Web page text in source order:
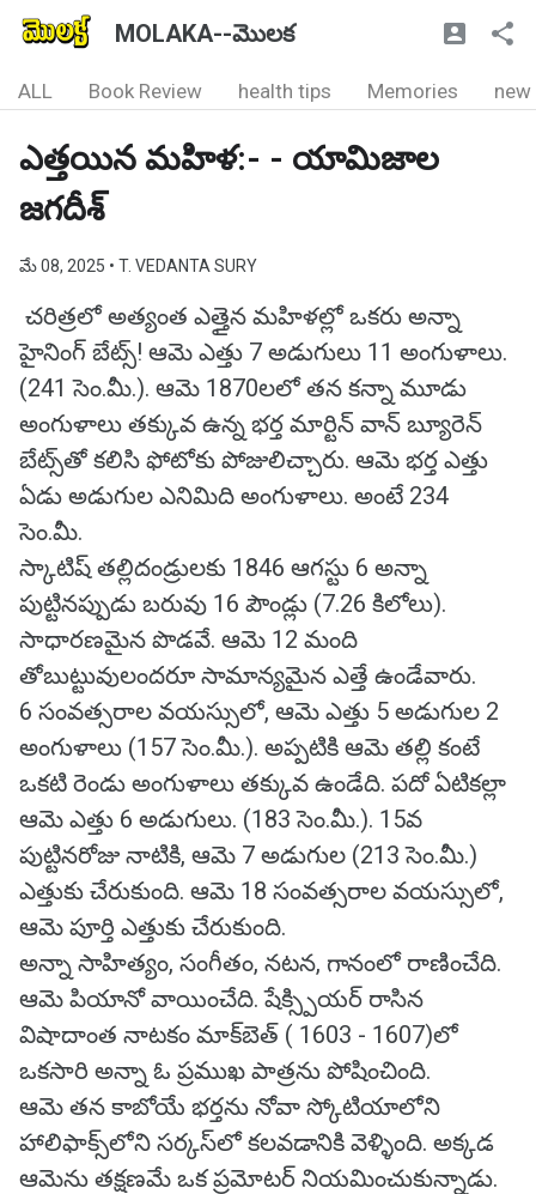
MOLAKA--మొలక
ALL Book Review health tips Memories new
ఎత్తయిన మహిళ:- - యామిజాల
జగదీశ్
మే 08, 2025 • T. VEDANTA SURY
చరిత్రలో అత్యంత ఎత్తైన మహిళల్లో ఒకరు అన్నా
హైనింగ్ బేట్స్! ఆమె ఎత్తు 7 అడుగులు 11 అంగుళాలు.
(241 సెం.మీ.). ఆమె 1870లలో తన కన్నా మూడు
అంగుళాలు తక్కువ ఉన్న భర్త మార్టిన్ వాన్ బ్యూరెన్
బేట్స్‌తో కలిసి ఫోటోకు పోజులిచ్చారు. ఆమె భర్త ఎత్తు
ఏడు అడుగుల ఎనిమిది అంగుళాలు. అంటే 234
సెం.మీ.
స్కాటిష్ తల్లిదండ్రులకు 1846 ఆగస్టు 6 అన్నా
పుట్టినప్పుడు బరువు 16 పౌండ్లు (7.26 కిలోలు).
సాధారణమైన పొడవే. ఆమె 12 మంది
తోబుట్టువులందరూ సామాన్యమైన ఎత్తే ఉండేవారు.
6 సంవత్సరాల వయస్సులో, ఆమె ఎత్తు 5 అడుగుల 2
అంగుళాలు (157 సెం.మీ.). అప్పటికి ఆమె తల్లి కంటే
ఒకటి రెండు అంగుళాలు తక్కువ ఉండేది. పదో ఏటికల్లా
ఆమె ఎత్తు 6 అడుగులు. (183 సెం.మీ.). 15వ
పుట్టినరోజు నాటికి, ఆమె 7 అడుగుల (213 సెం.మీ.)
ఎత్తుకు చేరుకుంది. ఆమె 18 సంవత్సరాల వయస్సులో,
ఆమె పూర్తి ఎత్తుకు చేరుకుంది.
అన్నా సాహిత్యం, సంగీతం, నటన, గానంలో రాణించేది.
ఆమె పియానో ​​వాయించేది. షేక్స్పియర్ రాసిన
విషాదాంత నాటకం మాక్‌బెత్ ( 1603 - 1607)లో
ఒకసారి అన్నా ఓ ప్రముఖ పాత్రను పోషించింది.
ఆమె తన కాబోయే భర్తను నోవా స్కోటియాలోని
హాలిఫాక్స్‌లోని సర్కస్‌లో కలవడానికి వెళ్ళింది. అక్కడ
ఆమెను తక్షణమే ఒక ప్రమోటర్ నియమించుకున్నాడు.